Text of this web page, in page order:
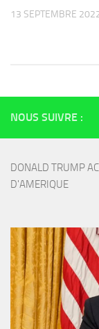
13 SEPTEMBRE
NOUS SUIVRE :
DONALD TRUMP
D'AMERIQUE